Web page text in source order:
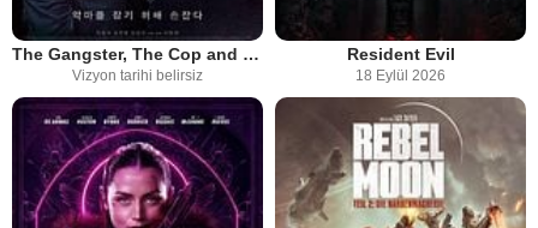
The Gangster, The Cop and the Devil - Remake
Vizyon tarihi belirsiz
Resident Evil
18 Eylül 2026